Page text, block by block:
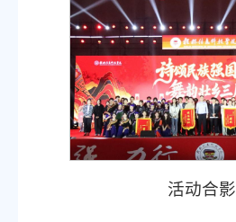
活动合影